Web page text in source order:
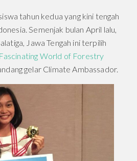
tahun kedua yang kini tengah
Semenjak bulan April lalu,
Jawa Tengah ini terpilih
World of Forestry
gelar Climate Ambassador.